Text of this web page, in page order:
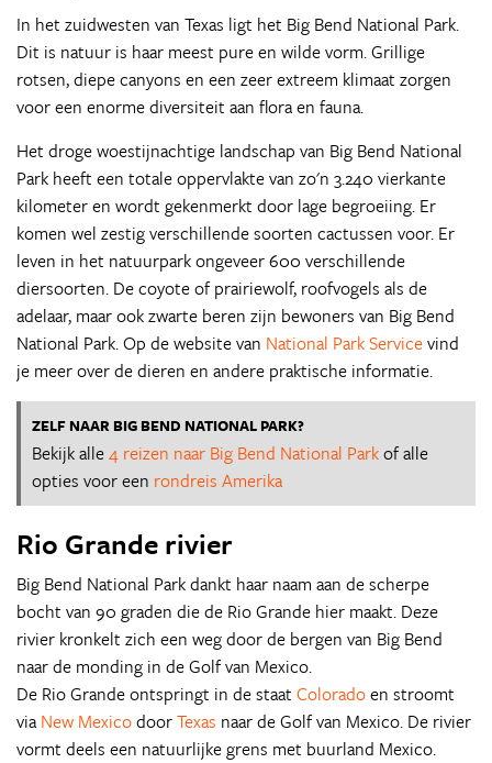
In het zuidwesten van Texas ligt het Big Bend National Park.
Dit is natuur is haar meest pure en wilde vorm. Grillige
rotsen, diepe canyons en een zeer extreem klimaat zorgen
voor een enorme diversiteit aan flora en fauna.
Het droge woestijnachtige landschap van Big Bend National
Park heeft een totale oppervlakte van zo'n 3.240 vierkante
kilometer en wordt gekenmerkt door lage begroeiing. Er
komen wel zestig verschillende soorten cactussen voor. Er
leven in het natuurpark ongeveer 600 verschillende
diersoorten. De coyote of prairiewolf, roofvogels als de
adelaar, maar ook zwarte beren zijn bewoners van Big Bend
National Park. Op de website van National Park Servicevind
je meer over de dieren en andere praktische informatie.
ZELF NAAR BIG BEND NATIONAL PARK?
Bekijk alle4 reizen naar Big Bend National Parkof alle
opties voor een rondreis Amerika
Rio Grande rivier
Big Bend National Park dankt haar naam aan de scherpe
bocht van 90 graden die de Rio Grande hier maakt. Deze
rivier kronkelt zich een weg door de bergen van Big Bend
naar de monding in de Golf van Mexico.
De Rio Grande ontspringt in de staat Coloradoen stroomt
via New MexicodoorTexas naar de Golf van Mexico. De rivier
vormt deels een natuurlijke grens met buurland Mexico.